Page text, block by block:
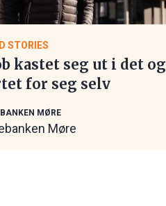
STORIES
kastet seg ut i det og
for seg selv
MØRE
Møre